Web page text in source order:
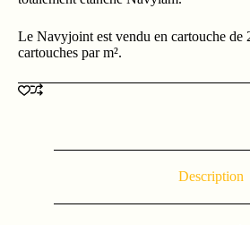
Le Navyjoint est vendu en cartouche de
cartouches par m².
Description